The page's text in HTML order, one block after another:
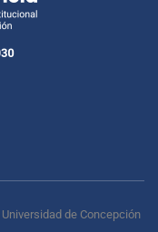
Universidad de Concepción